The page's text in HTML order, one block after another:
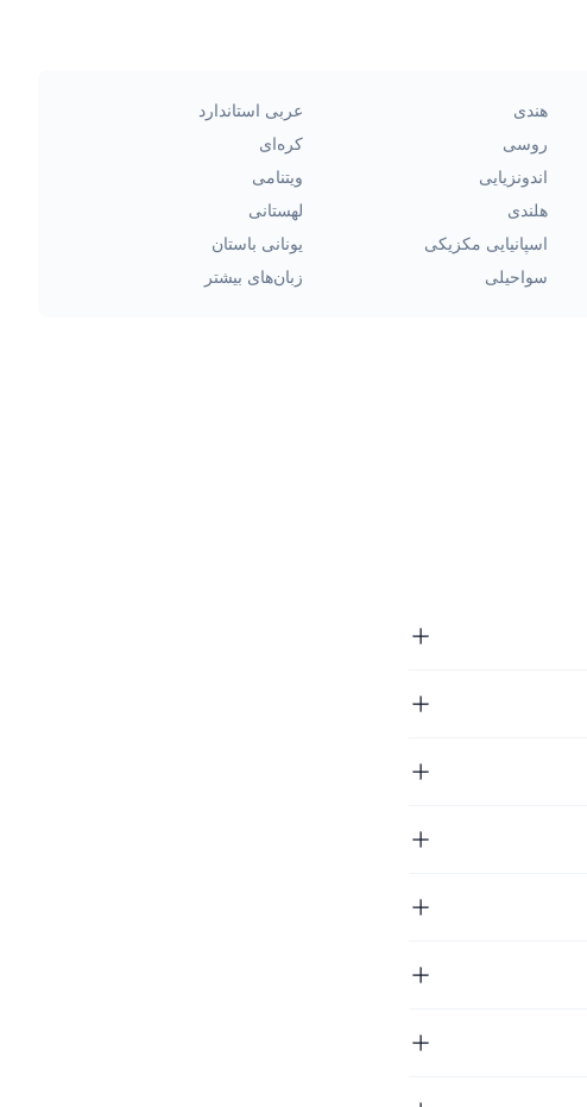
هندی
عربی استاندارد
روسی
کره‌ای
اندونزیایی
ویتنامی
هلندی
لهستانی
اسپانیایی مکزیکی
یونانی باستان
سواحیلی زبان‌های بیشتر